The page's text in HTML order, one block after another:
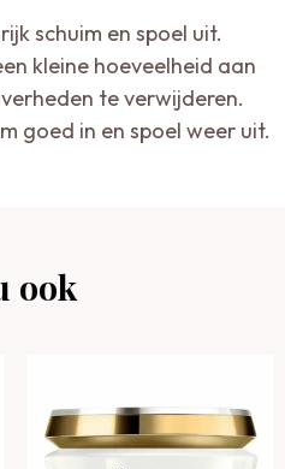
schuim en spoel uit.
kleine hoeveelheid aan
te verwijderen.
goed in en spoel weer uit.
ook